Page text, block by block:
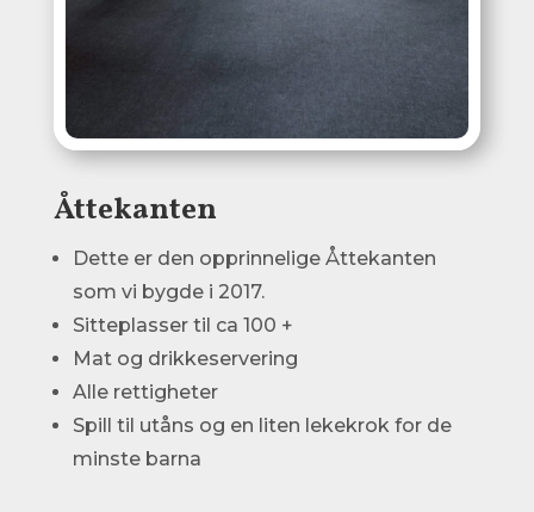
Åttekanten
Dette er den opprinnelige Åttekanten
som vi bygde i 2017.
Sitteplasser til ca 100 +
Mat og drikkeservering
Alle rettigheter
Spill til utåns og en liten lekekrok for de
minste barna